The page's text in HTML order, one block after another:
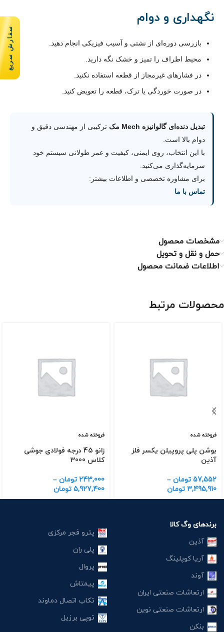
نگهداری و دوام
بازرسی دوره‌ای از نشتی و آسیب فیزیکی انجام دهید.
محیط اطراف را تمیز و خشک نگه دارید.
در فشارهای غیرمجاز از قطعه استفاده نکنید.
در صورت خوردگی یا ترک، قطعه را تعویض کنید.
تبدیل دنده‌ای گالوانیزه Mech مک
ترکیبی از مهندسی دقیق و
دوام بالا است.
با این انتخاب، روی ایمنی، کیفیت و عمر طولانی سیستم خود
سرمایه‌گذاری می‌کنید.
برای مشاوره تخصصی و اطلاعات بیشتر:
تماس با ما
مشخصات محصول
حمل و نقل و تحویل
اطلاعات ضمانت محصول
محصولات مرتبط
فروخته شده
بوشن پلی پروپیلن یکسر فلز
آذین
57,552 تومان –
3,495,910 تومان
فروخته شده
زانو 45 درجه فولادی جوشی
کلاس 3000
243,000 تومان –
5,927,400 تومان
برندهای وگ کالا
آذین
آریا کوپلینگ
آوند
ارتعاشات صنعتی ایران
ارتعاشات صنعتی نوین
بنکن
پترو فجر مرکزی
پلی ران
پروال
پیمتاش
تکاب اتصال دماوند
توپی برزیل
سفارش سریع